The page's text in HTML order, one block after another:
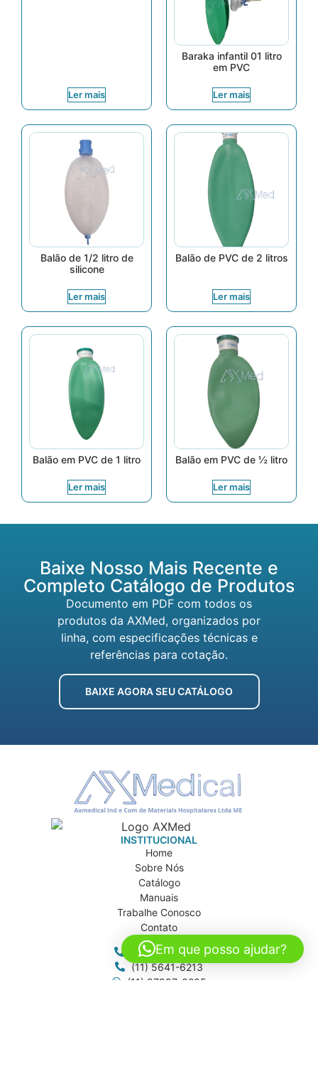
Ler mais
Baraka infantil 01 litro
em PVC
Ler mais
Balão de 1/2 litro de
silicone
Ler mais
Balão de PVC de 2 litros
Ler mais
Balão em PVC de 1 litro
Ler mais
Balão em PVC de ½ litro
Ler mais
Baixe Nosso Mais Recente e
Completo Catálogo de Produtos
Documento em PDF com todos os
produtos da AXMed, organizados por
linha, com especificações técnicas e
referências para cotação.
BAIXE AGORA SEU CATÁLOGO
INSTITUCIONAL
Home
Sobre Nós
Catálogo
Manuais
Trabalhe Conosco
Contato
CONTATO
(11) 5642-0302
(11) 5641-6213
(11) 97997-0205
Em que posso ajudar?